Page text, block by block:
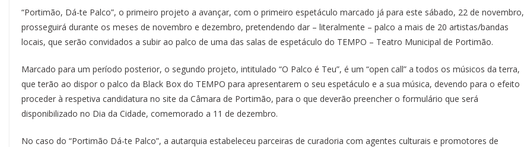
“Portimão, Dá-te Palco”, o primeiro projeto a avançar, com o primeiro espetáculo marcado já para este sábado, 22 de novembro,
prosseguirá durante os meses de novembro e dezembro, pretendendo dar – literalmente – palco a mais de 20 artistas/bandas
locais, que serão convidados a subir ao palco de uma das salas de espetáculo do TEMPO – Teatro Municipal de Portimão.
Marcado para um período posterior, o segundo projeto, intitulado “O Palco é Teu”, é um “open call” a todos os músicos da terra,
que terão ao dispor o palco da Black Box do TEMPO para apresentarem o seu espetáculo e a sua música, devendo para o efeito
proceder à respetiva candidatura no site da Câmara de Portimão, para o que deverão preencher o formulário que será
disponibilizado no Dia da Cidade, comemorado a 11 de dezembro.
No caso do “Portimão Dá-te Palco”, a autarquia estabeleceu parceiras de curadoria com agentes culturais e promotores de